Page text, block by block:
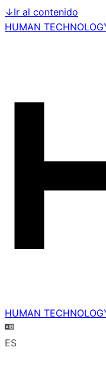
↓Ir al contenido
HUMAN
HUMAN
ES